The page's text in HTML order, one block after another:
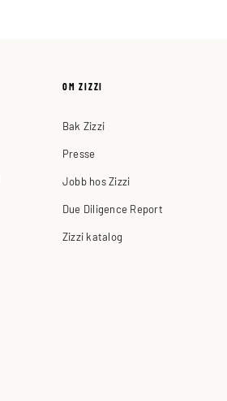
OM ZIZZI
Bak Zizzi
Presse
Jobb hos Zizzi
Due Diligence Report
Zizzi katalog